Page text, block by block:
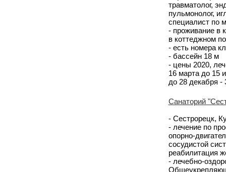
травматолог,
пульмонолог,
специалист по
- проживание в
в коттеджном
- есть номера
- бассейн 18 м
- цены 2020,
16 марта до 15
до 28 декабря -
Санаторий
- Сестрорецк,
- лечение по
опорно-
сосудистой
реабилитация
- лечебно-